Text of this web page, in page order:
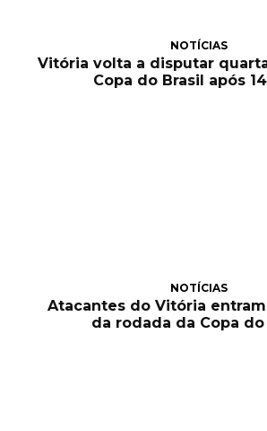
NOTÍCIAS
Vitória volta a disputar
Copa do Brasil após
NOTÍCIAS
Atacantes do Vitória
da rodada da Copa do